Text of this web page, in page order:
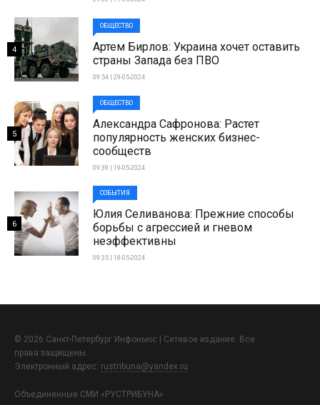
ОБЩЕСТВО
Артем Бирлов: Украина хочет оставить
страны Запада без ПВО
09:54 | 29-05-2024
4
ОБЩЕСТВО
Александра Сафронова: Растет
популярность женских бизнес-
сообществ
09:39 | 19-05-2024
5
СОБЫТИЯ
Юлия Селиванова: Прежние способы
борьбы с агрессией и гневом
неэффективны
09:35 | 18-05-2024
6
© 2026 Санкт-Петербург Инфоньюс | Сетевое издание. Все
права защищены.
Электронный адрес: rustribuna@yandex.ru
Объединенные СМИ «РУСТРИБУНА»